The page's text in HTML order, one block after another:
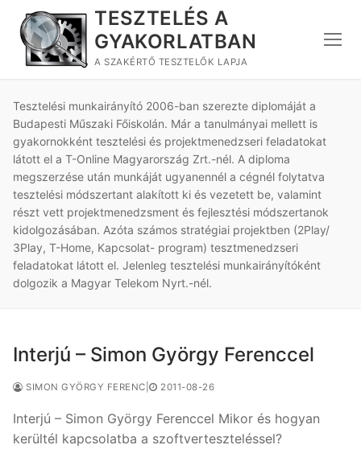
Ugrás
tartalomra
TESZTELÉS A
GYAKORLATBAN
A SZAKÉRTŐ TESZTELŐK LAPJA
Tesztelési munkairányító 2006-ban szerezte diplomáját a
Budapesti Műszaki Főiskolán. Már a tanulmányai mellett is
gyakornokként tesztelési és projektmenedzseri feladatokat
látott el a T-Online Magyarország Zrt.-nél. A diploma
megszerzése után munkáját ugyanennél a cégnél folytatva
tesztelési módszertant alakított ki és vezetett be, valamint
részt vett projektmenedzsment és fejlesztési módszertanok
kidolgozásában. Azóta számos stratégiai projektben (2Play/
3Play, T-Home, Kapcsolat- program) tesztmenedzseri
feladatokat látott el. Jelenleg tesztelési munkairányítóként
dolgozik a Magyar Telekom Nyrt.-nél.
Interjú – Simon György Ferenccel
SIMON GYÖRGY FERENC 2011-08-26
Interjú – Simon György Ferenccel Mikor és hogyan
kerültél kapcsolatba a szoftverteszteléssel?